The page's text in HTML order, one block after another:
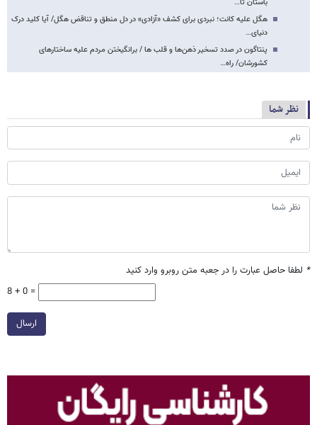
باستان تا…
هگل علیه کانت؛ نبردی برای کشف «آزادی» در دل منطق و تناقض هگل/ آیا کلید درک
دنیای…
پنتاگون در صدد تسخیر ذهن‌ها و قلب ها / برانگیختن مردم علیه ساختارهای
کشورشان/ راه…
نظر شما
* لطفا حاصل عبارت را در جعبه متن روبرو وارد کنید
8 + 0 =
ارسال